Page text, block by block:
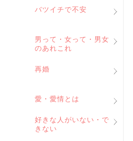
バツイチで不安
男って・女って・男女
のあれこれ
再婚
愛・愛情とは
好きな人がいない・で
きない